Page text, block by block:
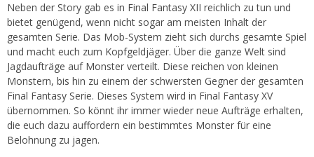
Neben der Story gab es in Final Fantasy XII reichlich zu tun und
bietet genügend, wenn nicht sogar am meisten Inhalt der
gesamten Serie. Das Mob-System zieht sich durchs gesamte Spiel
und macht euch zum Kopfgeldjäger. Über die ganze Welt sind
Jagdaufträge auf Monster verteilt. Diese reichen von kleinen
Monstern, bis hin zu einem der schwersten Gegner der gesamten
Final Fantasy Serie. Dieses System wird in Final Fantasy XV
übernommen. So könnt ihr immer wieder neue Aufträge erhalten,
die euch dazu auffordern ein bestimmtes Monster für eine
Belohnung zu jagen.